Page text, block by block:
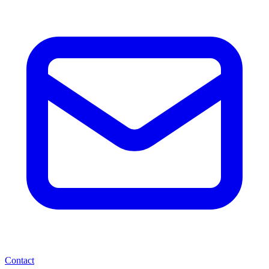
Contact